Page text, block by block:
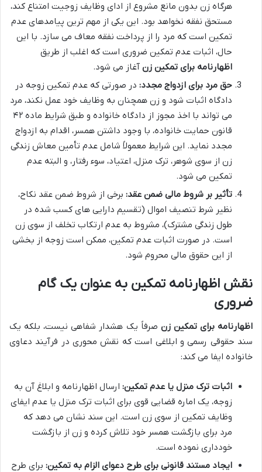
هرگاه زن بدون مانع مشروع از ادای وظایف زوجیت امتناع کند،
مستحق نفقه نخواهد بود. این یکی از مهم ترین پیامدهای عدم
تمکین است که مرد را از پرداخت نفقه معاف می سازد. با این
حال، اثبات عدم تمکین ضروری است که اغلب از طریق
اظهارنامه برای تمکین زن آغاز می شود.
حق مرد برای ازدواج مجدد: در صورتی که عدم تمکین زوجه در
دادگاه اثبات شود و زن همچنان به وظایف خود عمل نکند، مرد
می تواند با اخذ مجوز از دادگاه خانواده و طبق شرایط ماده ۴۲
قانون حمایت خانواده، با وجود داشتن همسر، اقدام به ازدواج
مجدد نماید. این شرایط معمولاً شامل عدم تأمین معاش زندگی
زن از سوی شوهر، ترک منزل، اعتیاد، سوء رفتار، و البته عدم
تمکین می شود.
تأثیر بر شروط مالی ضمن عقد: برخی از شروط ضمن عقد نکاح،
نظیر شرط تنصیف اموال (تقسیم دارایی های کسب شده در
طول زندگی مشترک)، مشروط به عدم ارتکاب تخلف از سوی زن
است. در صورت اثبات عدم تمکین، ممکن است زوجه از بخشی
از این حقوق مالی محروم شود.
نقش اظهارنامه تمکین به عنوان یک گام
ضروری
اظهارنامه برای تمکین زن صرفاً یک هشدار شفاهی نیست، بلکه یک
سند حقوقی رسمی و ابلاغی است که نقش محوری در فرآیند دعاوی
خانواده ایفا می کند:
اثبات ترک منزل یا عدم تمکین: ارسال اظهارنامه و ابلاغ آن به
زوجه، یک اماره قضایی قوی برای اثبات ترک منزل یا عدم ایفای
وظایف تمکین از سوی زن است. این سند نشان می دهد که
مرد برای بازگشت همسر خود تلاش کرده و زن از بازگشت
خودداری نموده است.
ایجاد مستند قانونی برای طرح دعوای الزام به تمکین: برای طرح